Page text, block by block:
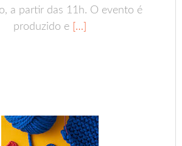
a partir das 11h. O evento é
produzido e […]